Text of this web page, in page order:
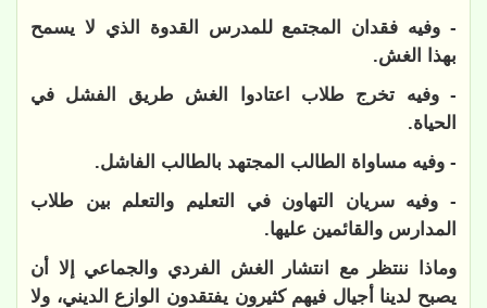
- وفيه فقدان المجتمع للمدرس القدوة الذي لا يسمح
بهذا الغش.
- وفيه تخرج طلاب اعتادوا الغش طريق الفشل في
الحياة.
- وفيه مساواة الطالب المجتهد بالطالب الفاشل.
- وفيه سريان التهاون في التعليم والتعلم بين طلاب
المدارس والقائمين عليها.
وماذا ننتظر مع انتشار الغش الفردي والجماعي إلا أن
يصبح لدينا أجيال فيهم كثيرون يفتقدون الوازع الديني، ولا